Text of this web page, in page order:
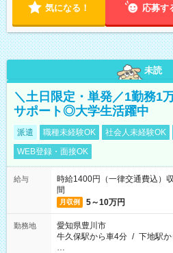
気になる！ 応募す
未読
＼土日限定・単発／1勤務1
サポート◎大学生活躍中
派遣 職種未経験OK 社会人未経験OK
WEB登録・面接OK
給与
時給1400円（一律交通費込
間
月収例 5～10万円
勤務地
愛知県豊川市
牛久保駅から車4分 / 下地駅
…